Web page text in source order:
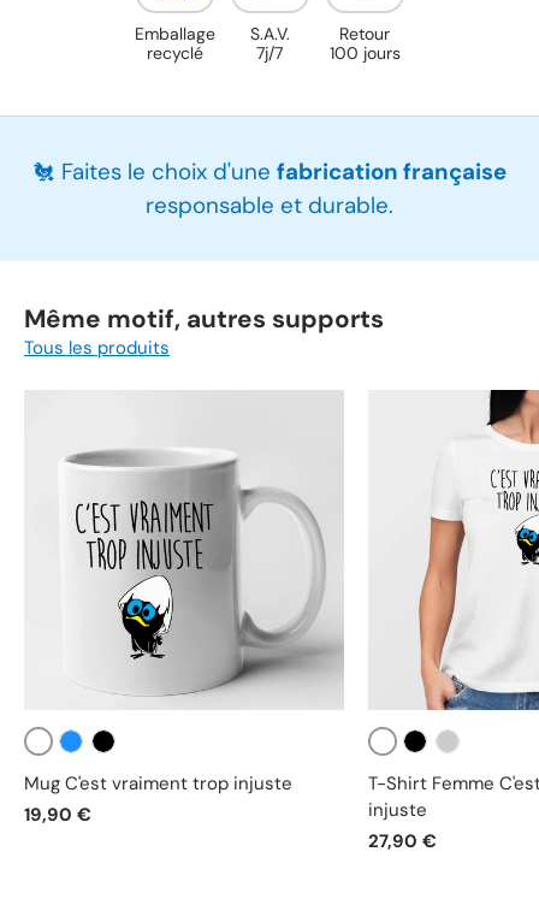
Emballage
recyclé
S.A.V.
7j/7
Retour
100 jours
🐔 Faites le choix d'une fabrication française
responsable et durable.
Même motif, autres supports
Tous les produits
Blanc
Mug C'est vraiment trop injuste
19,90 €
Blanc
T-Shirt Femme
injuste
27,90 €